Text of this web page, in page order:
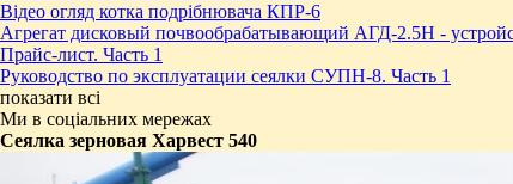
Відео огляд котка подрібнювача КПР-6
Агрегат дисковый почвообрабатывающий АГД-2.5Н -
Прайс-лист. Часть 1
Руководство по эксплуатации сеялки СУПН-8. Часть 1
показати всі
Ми в соціальних мережах
Сеялка зерновая Харвест 540